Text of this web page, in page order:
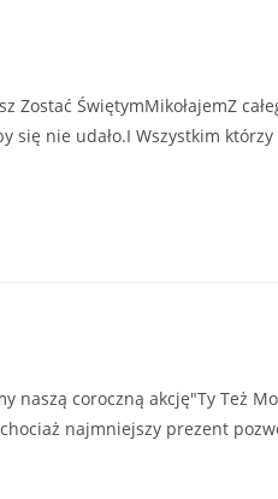
Zostać ŚwiętymMikołajemZ
się nie udało.I Wszystkim
naszą coroczną akcję"Ty Też
najmniejszy prezent